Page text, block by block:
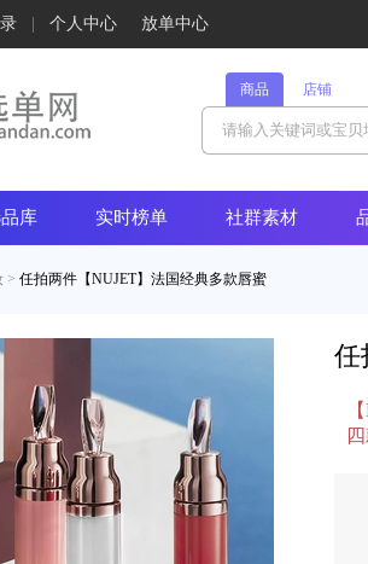
个人中心 放单中心
商品 店铺
库 实时榜单 社群素材
> 任拍两件【NUJET】法国经典多款唇蜜
任